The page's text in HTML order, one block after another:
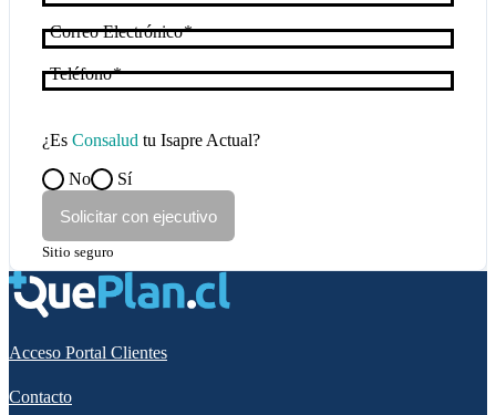
Correo Electrónico
Teléfono
¿Es Consalud tu Isapre Actual?
No
Sí
Solicitar con ejecutivo
Sitio seguro
Acceso Portal Clientes
Contacto